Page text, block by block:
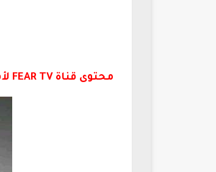
محتوى قناة FEAR TV لأفلام الرعب 2026